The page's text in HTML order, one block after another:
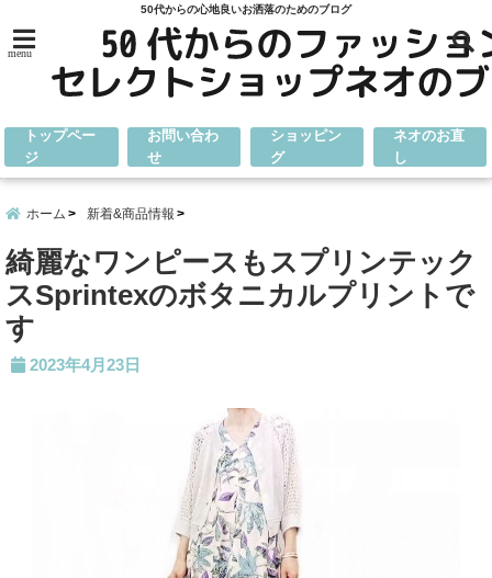
50代からの心地良いお洒落のためのブログ
menu
トップペー
ジ
お問い合わ
せ
ショッピン
グ
ネオのお直
し
ホーム 新着&商品情報
綺麗なワンピースもスプリンテック
スSprintexのボタニカルプリントで
す
2023年4月23日